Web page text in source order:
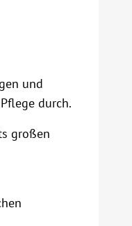
und
durch.
großen